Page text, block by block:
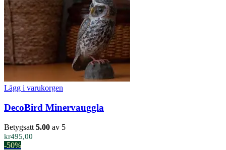
Lägg i varukorgen
DecoBird Minervauggla
Betygsatt 5.00 av 5
kr495,00
-50%